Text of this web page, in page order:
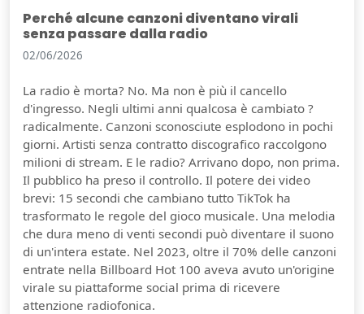
Perché alcune canzoni diventano virali
senza passare dalla radio
02/06/2026
La radio è morta? No. Ma non è più il cancello
d'ingresso. Negli ultimi anni qualcosa è cambiato ?
radicalmente. Canzoni sconosciute esplodono in pochi
giorni. Artisti senza contratto discografico raccolgono
milioni di stream. E le radio? Arrivano dopo, non prima.
Il pubblico ha preso il controllo. Il potere dei video
brevi: 15 secondi che cambiano tutto TikTok ha
trasformato le regole del gioco musicale. Una melodia
che dura meno di venti secondi può diventare il suono
di un'intera estate. Nel 2023, oltre il 70% delle canzoni
entrate nella Billboard Hot 100 aveva avuto un'origine
virale su piattaforme social prima di ricevere
attenzione radiofonica.